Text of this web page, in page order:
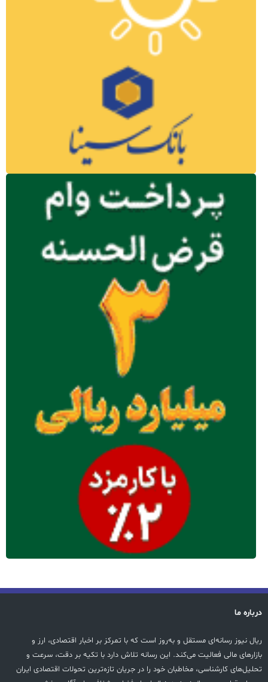
درباره ما
ریال نیوز رسانه‌ای مستقل و به‌روز است که با تمرکز بر اخبار اقتصادی، ارز و
بازارهای مالی فعالیت می‌کند. این رسانه تلاش دارد با تکیه بر دقت، سرعت و
تحلیل‌های کارشناسی، مخاطبان خود را در جریان تازه‌ترین تحولات اقتصادی ایران